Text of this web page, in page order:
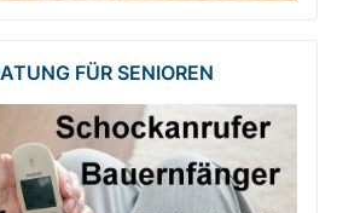
FÜR SENIOREN